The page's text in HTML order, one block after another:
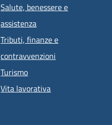
Salute, benessere e
assistenza
Tributi, finanze e
contravvenzioni
Turismo
Vita lavorativa